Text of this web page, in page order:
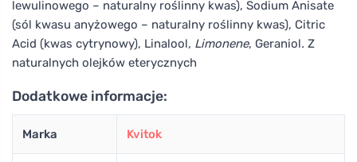
lewulinowego – naturalny roślinny kwas), Sodium Anisate
(sól kwasu anyżowego – naturalny roślinny kwas), Citric
Acid (kwas cytrynowy), Linalool, Limonene, Geraniol. Z
naturalnych olejków eterycznych
Dodatkowe informacje:
Marka Kvitok